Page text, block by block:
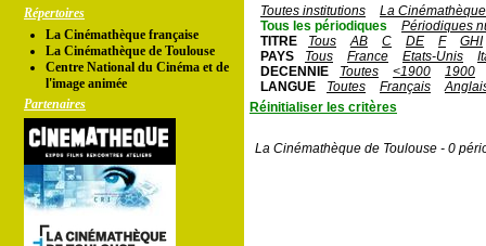
Répertoires
La Cinémathèque française
La Cinémathèque de Toulouse
Centre National du Cinéma et de
l'image animée
Partenaires
Toutes institutions
La
Tous les périodiques
Périodiques
TITRE
Tous AB C DE F
GHI
PAYS
Tous France Etats-Unis
DECENNIE
Toutes <1900
1900
LANGUE
Toutes Français
Réinitialiser les critères
La Cinémathèque de Toulouse - 0